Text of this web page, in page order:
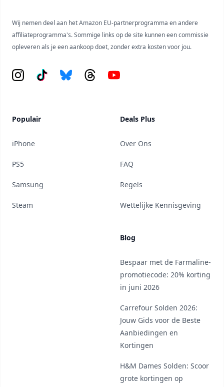
Wij nemen deel aan het Amazon EU-partnerprogramma en andere
affiliateprogramma's. Sommige links op de site kunnen een commissie
opleveren als je een aankoop doet, zonder extra kosten voor jou.
Instagram
Tiktok BlueskyThreadsYouTube
Populair
iPhone
PS5
Samsung
Steam
Deals Plus
Over Ons
FAQ
Regels
Wettelijke Kennisgeving
Blog
Bespaar met de Farmaline-
promotiecode: 20% korting
in juni 2026
Carrefour Solden 2026:
Jouw Gids voor de Beste
Aanbiedingen en
Kortingen
H&M Dames Solden: Scoor
grote kortingen op